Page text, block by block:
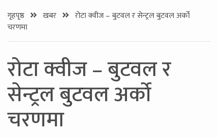
गृहपृष्ठ खबर
रोटा क्वीज – बुटवल र सेन्ट्रल बुटवल अर्को
चरणमा
रोटा क्वीज – बुटवल र
सेन्ट्रल बुटवल अर्को
चरणमा